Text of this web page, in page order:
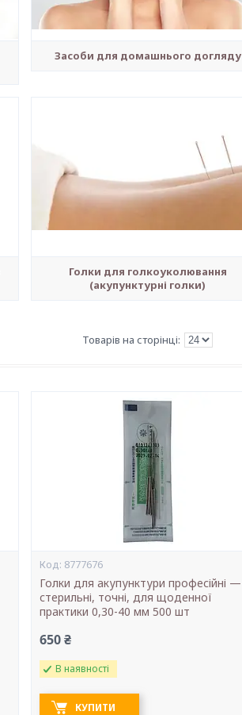
Засоби для домашнього догляду
Голки для голкоуколювання
(акупунктурні голки)
8777676
Голки для акупунктури професійні —
стерильні, точні, для щоденної
практики 0,30-40 мм 500 шт
650 ₴
В наявності
КУПИТИ